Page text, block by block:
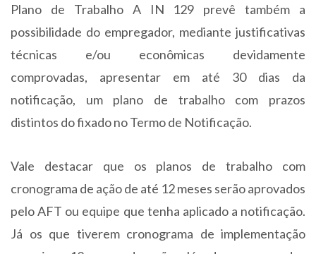
Plano de Trabalho A IN 129 prevê também a
possibilidade do empregador, mediante justificativas
técnicas e/ou econômicas devidamente
comprovadas, apresentar em até 30 dias da
notificação, um plano de trabalho com prazos
distintos do fixado no Termo de Notificação.
Vale destacar que os planos de trabalho com
cronograma de ação de até 12 meses serão aprovados
pelo AFT ou equipe que tenha aplicado a notificação.
Já os que tiverem cronograma de implementação